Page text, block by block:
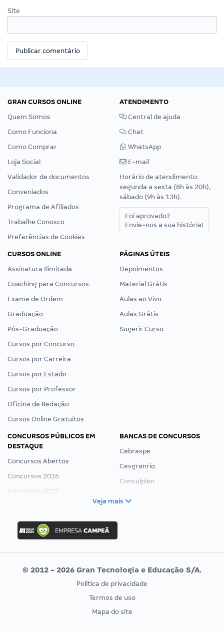
Site
GRAN CURSOS ONLINE
Quem Somos
Como Funciona
Como Comprar
Loja Social
Validador de documentos
Conveniados
Programa de Afiliados
Trabalhe Conosco
Preferências de Cookies
ATENDIMENTO
Central de ajuda
Chat
WhatsApp
E-mail
Horário de atendimento:
segunda a sexta (8h às 20h),
sábado (9h às 13h).
Foi aprovado?
Envie-nos a sua história!
CURSOS ONLINE
Assinatura Ilimitada
Coaching para Concursos
Exame de Ordem
Graduação
Pós-Graduação
Cursos por Concurso
Cursos por Carreira
Cursos por Estado
Cursos por Professor
Oficina de Redação
Cursos Online Gratuitos
PÁGINAS ÚTEIS
Depoimentos
Material Grátis
Aulas ao Vivo
Aulas Grátis
Sugerir Curso
CONCURSOS PÚBLICOS EM
DESTAQUE
Concursos Abertos
Concursos 2026
Concursos 2025
Concurso Ibama
Concurso MPU
Editais publicados
BANCAS DE CONCURSOS
Cebraspe
Cesgranrio
Consulplan
Vunesp
CONCURSOS POR PROFISSÃO
EXAME DE ORDEM
Veja mais
© 2012 - 2026 Gran Tecnologia e Educação S/A.
Política de privacidade
Termos de uso
Mapa do site